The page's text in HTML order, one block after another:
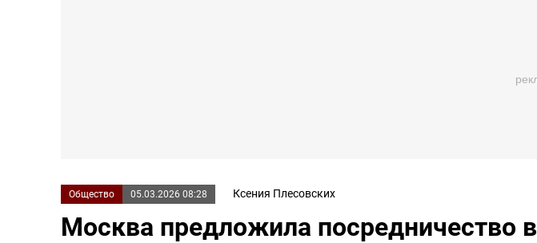
Общество 05.03.2026 08:28 Ксения Плесовских
Москва предложила посредничество в